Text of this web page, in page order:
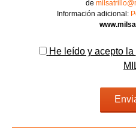
de
Información adicional:
He leído y acepto la